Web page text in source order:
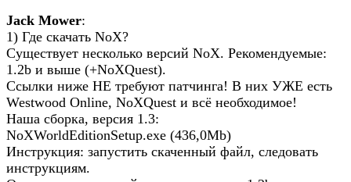
Jack Mower:
1) Где скачать NoX?
Существует несколько версий NoX. Рекомендуемые:
1.2b и выше (+NoXQuest).
Ссылки ниже НЕ требуют патчинга! В них УЖЕ есть
Westwood Online, NoXQuest и всё необходимое!
Наша сборка, версия 1.3:
NoXWorldEditionSetup.exe (436,0Mb)
Инструкция: запустить скаченный файл, следовать
инструкциям.